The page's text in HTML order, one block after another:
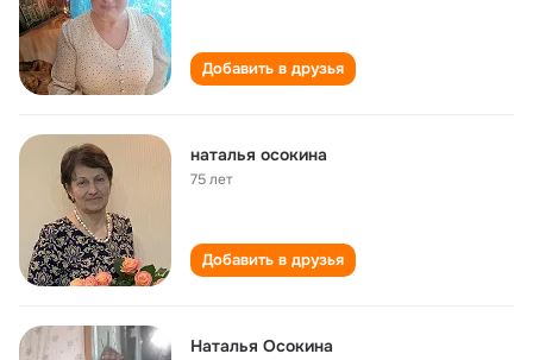
Добавить в друзья
наталья осокина
75 лет
Добавить в друзья
Наталья Осокина